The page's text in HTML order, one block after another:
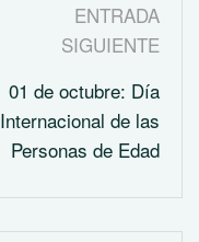
ENTRADA
SIGUIENTE
01 de octubre: Día
Internacional de las
Personas de Edad